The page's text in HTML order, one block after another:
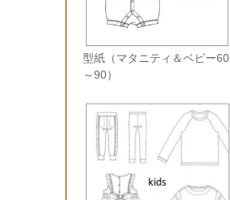
型紙（マタニティ＆ベビー60
～90）